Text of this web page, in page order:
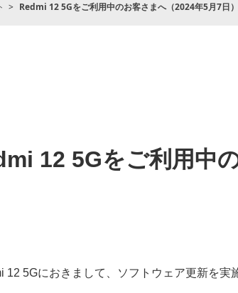
Redmi 12 5Gをご利用中のお客さまへ（2024年5月7日）
12 5Gをご利用中
5Gにおきまして、ソフトウェア更新を実